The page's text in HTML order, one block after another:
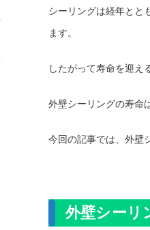
シーリングは経年とと
ます。
したがって寿命を迎え
外壁シーリングの寿命
今回の記事では、外壁
外壁シーリ